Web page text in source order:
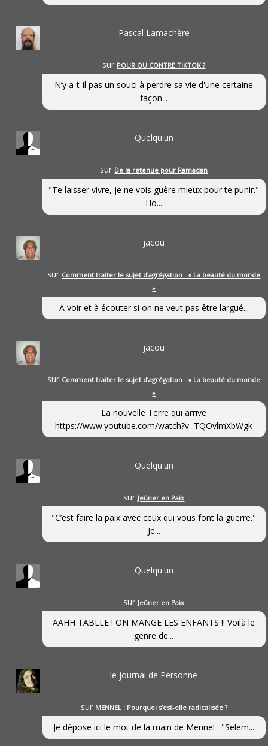
Pascal Lamachère
sur POUR OU CONTRE TIKTOK ?
N’y a-t-il pas un souci à perdre sa vie d'une certaine
façon...
Quelqu'un
sur De la retenue pour Ramadan
"Te laisser vivre, je ne vois guère mieux pour te punir."
Ho...
jacou
sur Comment traiter le sujet d’agrégation : « La beauté du monde
»
A voir et à écouter si on ne veut pas être largué...
jacou
sur Comment traiter le sujet d’agrégation : « La beauté du monde
»
La nouvelle Terre qui arrive
https://www.youtube.com/watch?v=TQOvlmXbWgk
Quelqu'un
sur Jeûner en Paix
"C’est faire la paix avec ceux qui vous font la guerre."
Je...
Quelqu'un
sur Jeûner en Paix
AAHH TABLLE ! ON MANGE LES ENFANTS !! Voilà le
genre de...
le journal de Personne
sur MENNEL : Pourquoi s’est-elle radicalisée ?
Je dépose ici le mot de la main de Mennel : "Selem...